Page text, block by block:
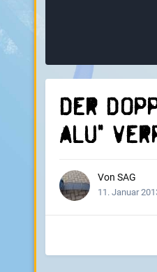
Der
Alu"
Von SAG
11. Januar